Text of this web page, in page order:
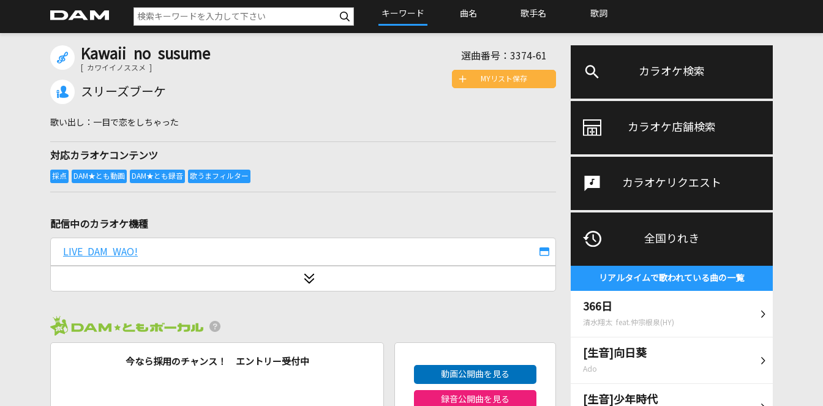
キーワード 曲名 歌手名 歌詞
カラオケ検索
カラオケ店舗検索
カラオケリクエスト
全国りれき
リアルタイムで歌われている曲の一覧
366日
清水翔太 feat.仲宗根泉(HY)
[生音]向日葵
Ado
[生音]少年時代
Kawaii no susume
[ カワイイノススメ ]
スリーズブーケ
選曲番号： 3374-61
一目で恋をしちゃった
対応カラオケコンテンツ
MYリスト保存
配信中のカラオケ機種
LIVE DAM WAO!
今なら採用のチャンス！ エントリー受付中
動画公開曲を見る
録音公開曲を見る